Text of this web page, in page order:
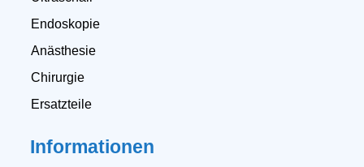
Endoskopie
Anästhesie
Chirurgie
Ersatzteile
Informationen